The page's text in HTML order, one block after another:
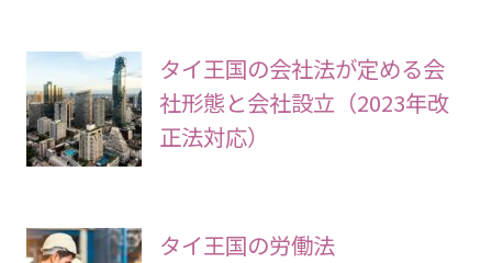
タイ王国の会社法が定める会
社形態と会社設立（2023年改
正法対応）
タイ王国の労働法